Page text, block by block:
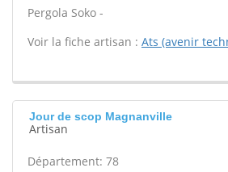
Pergola Soko -
Voir la fiche artisan : Ats (avenir
Jour de scop Magnanville
Artisan
Département: 78